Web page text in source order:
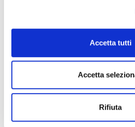
Accetta tutti
Accetta
Rifiuta
PERMUTA? SCOPRI